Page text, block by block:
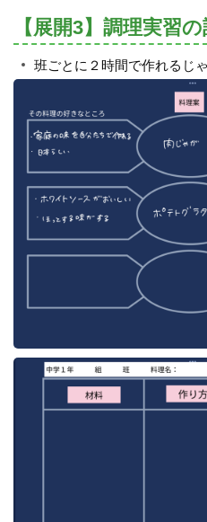
【展開3】調理実習
班ごとに２時間で作れるじ